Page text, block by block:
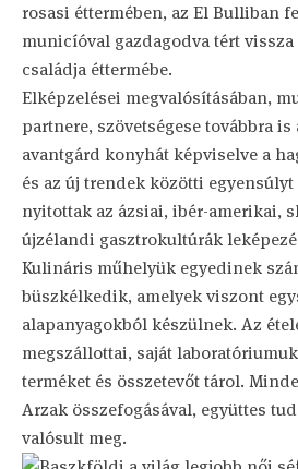
rosasi éttermében, az El Bulliban
municíóval gazdagodva tért vissza
családja éttermébe.
Elképzelései megvalósításában,
partnere, szövetségese továbbra
avantgárd konyhát képviselve a
és az új trendek közötti
nyitottak az ázsiai, ibér-amerikai,
újzélandi gasztrokultúrák
Kulináris műhelyük egyedinek
büszkélkedik, amelyek viszont
alapanyagokból készülnek. Az
megszállottai, saját
terméket és összetevőt tárol.
Arzak összefogásával, együttes
valósult meg.